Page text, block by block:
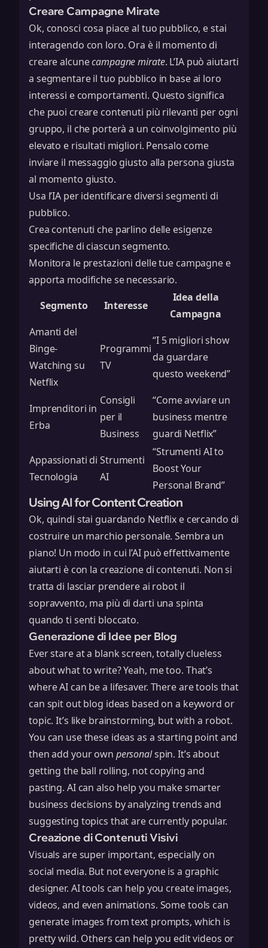
Creare Campagne Mirate
Ok, conosci cosa piace al tuo pubblico, e stai
interagendo con loro. Ora è il momento di
creare alcunecampagne mirate. L’IA può aiutarti
a segmentare il tuo pubblico in base ai loro
interessi e comportamenti. Questo significa
che puoi creare contenuti più rilevanti per ogni
gruppo, il che porterà a un coinvolgimento più
elevato e risultati migliori. Pensalo come
inviare il messaggio giusto alla persona giusta
al momento giusto.
Usa l’IA per identificare diversi segmenti di
pubblico.
Crea contenuti che parlino delle esigenze
specifiche di ciascun segmento.
Monitora le prestazioni delle tue campagne e
apporta modifiche se necessario.
Segmento
Interesse
Idea della
Campagna
Amanti del
Binge-
Watching su
Netflix
Programmi
TV
“I 5 migliori show
da guardare
questo weekend”
Imprenditori in
Erba
Consigli
per il
Business
“Come avviare un
business mentre
guardi Netflix”
Appassionati di
Tecnologia
Strumenti
AI
“Strumenti AI to
Boost Your
Personal Brand”
Using AI for Content Creation
Ok, quindi stai guardando Netflix e cercando di
costruire un marchio personale. Sembra un
piano! Un modo in cui l’AI può effettivamente
aiutarti è con la creazione di contenuti. Non si
tratta di lasciar prendere ai robot il
sopravvento, ma più di darti una spinta
quando ti senti bloccato.
Generazione di Idee per Blog
Ever stare at a blank screen, totally clueless
about what to write? Yeah, me too. That’s
where AI can be a lifesaver. There are tools that
can spit out blog ideas based on a keyword or
topic. It’s like brainstorming, but with a robot.
You can use these ideas as a starting point and
then add your own personalspin. It’s about
getting the ball rolling, not copying and
pasting. AI can also help you make smarter
business decisions by analyzing trends and
suggesting topics that are currently popular.
Creazione di Contenuti Visivi
Visuals are super important, especially on
social media. But not everyone is a graphic
designer. AI tools can help you create images,
videos, and even animations. Some tools can
generate images from text prompts, which is
pretty wild. Others can help you edit videos or